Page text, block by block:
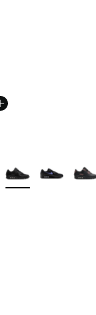
Weitere Farben